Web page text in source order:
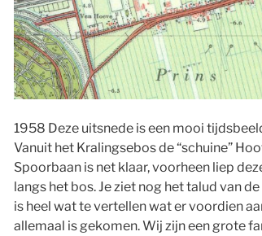
1958 Deze uitsnede is een mooi
Vanuit het Kralingsebos de “schuine”
Spoorbaan is net klaar, voorheen liep
langs het bos. Je ziet nog het talud van
is heel wat te vertellen wat er voordien
allemaal is gekomen. Wij zijn een grote